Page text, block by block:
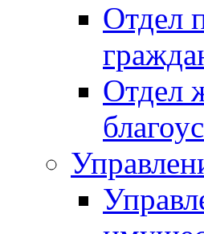
Отдел
Отдел